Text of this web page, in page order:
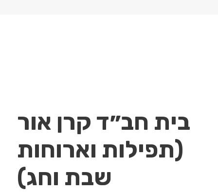
בית חב״ד קרן אור
(תפילות וארוחות
שבת וחג)